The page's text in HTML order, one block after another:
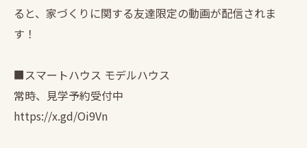
ると、家づくりに関する友達限定の動画が配信されま
す！
■スマートハウス モデルハウス
常時、見学予約受付中
https://x.gd/Oi9Vn